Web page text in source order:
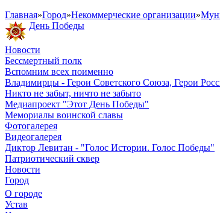
Главная»Город»Некоммерческие организации»
День Победы
Новости
Бессмертный полк
Вспомним всех поименно
Владимирцы - Герои Советского Союза, Герои
Никто не забыт, ничто не забыто
Медиапроект "Этот День Победы"
Мемориалы воинской славы
Фотогалерея
Видеогалерея
Диктор Левитан - "Голос Истории. Голос Победы"
Патриотический сквер
Новости
Город
О городе
Устав